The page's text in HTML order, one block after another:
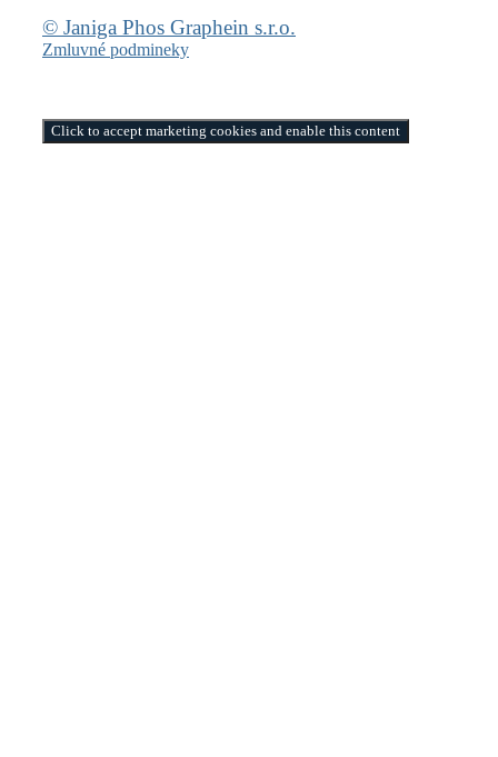
Click to accept marketing cookies and enable this content
© Janiga Phos Graphein s.r.o.
Zmluvné podmineky